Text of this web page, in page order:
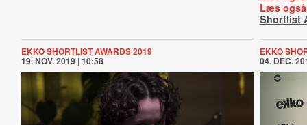
Læs
Shortlist
EKKO SHORTLIST AWARDS 2019
19. NOV. 2019 | 10:58
EKKO
04. DEC.